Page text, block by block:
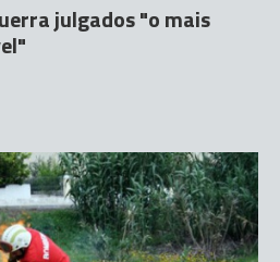
julgados "o mais